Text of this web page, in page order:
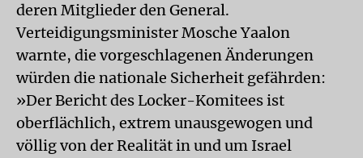
deren Mitglieder den General.
Verteidigungsminister Mosche Yaalon
warnte, die vorgeschlagenen Änderungen
würden die nationale Sicherheit gefährden:
»Der Bericht des Locker-Komitees ist
oberflächlich, extrem unausgewogen und
völlig von der Realität in und um Israel